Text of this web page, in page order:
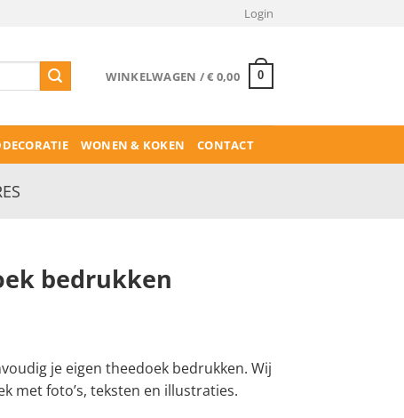
Login
WINKELWAGEN /€ 0,00 0
WONEN & KOKEN CONTACT
bedrukken
je eigen theedoek bedrukken. Wij
met foto’s, teksten en illustraties.